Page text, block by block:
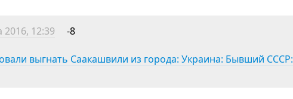
2016, 12:39
-8
выгнать Саакашвили из города: Украина: Бывший СССР: